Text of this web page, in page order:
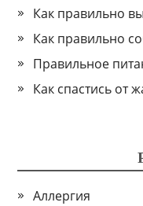
Как правильно
Как правильно
Правильное
Как спастись от
Аллергия